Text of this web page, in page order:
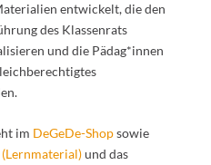
entwickelt, die den
des Klassenrats
und die Pädag*innen
im DeGeDe-Shopsowie
und das